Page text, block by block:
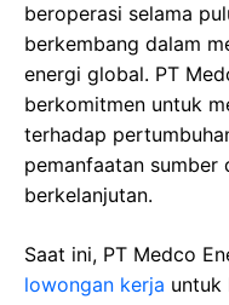
beroperasi selama
berkembang dalam
energi global. PT
berkomitmen untuk
terhadap
pemanfaatan sumber
berkelanjutan.
Saat ini, PT Medco
lowongan kerja untuk